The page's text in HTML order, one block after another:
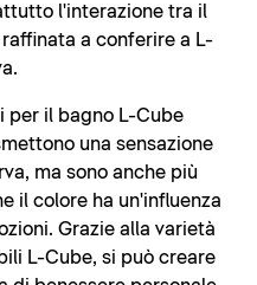
l'interazione tra il
a conferire a L-
per il bagno L-Cube
una sensazione
ma sono anche più
il colore ha un'influenza
Grazie alla varietà
L-Cube, si può creare